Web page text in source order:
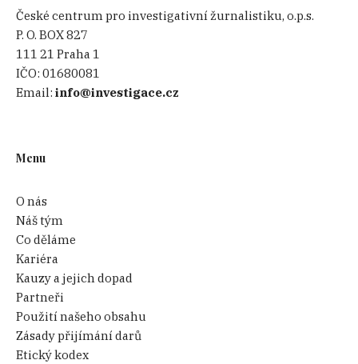
České centrum pro investigativní žurnalistiku, o.p.s.
P. O. BOX 827
111 21 Praha 1
IČO:01680081
Email:info@investigace.cz
Menu
O nás
Náš tým
Co děláme
Kariéra
Kauzy a jejich dopad
Partneři
Použití našeho obsahu
Zásady přijímání darů
Etický kodex